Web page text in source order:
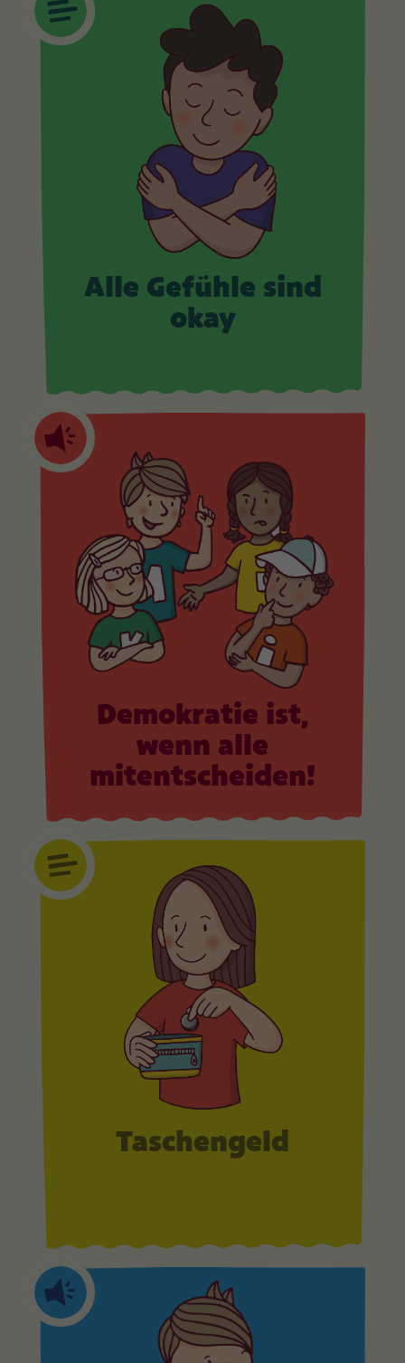
Alle Gefühle sind
okay
Demokratie ist,
wenn alle
mitentscheiden!
Taschengeld